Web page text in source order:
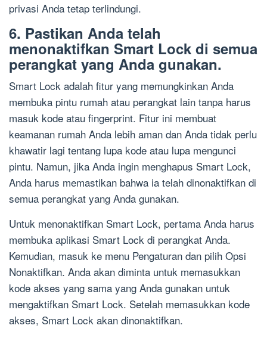
privasi Anda tetap terlindungi.
6. Pastikan Anda telah
menonaktifkan Smart Lock di semua
perangkat yang Anda gunakan.
Smart Lock adalah fitur yang memungkinkan Anda
membuka pintu rumah atau perangkat lain tanpa harus
masuk kode atau fingerprint. Fitur ini membuat
keamanan rumah Anda lebih aman dan Anda tidak perlu
khawatir lagi tentang lupa kode atau lupa mengunci
pintu. Namun, jika Anda ingin menghapus Smart Lock,
Anda harus memastikan bahwa ia telah dinonaktifkan di
semua perangkat yang Anda gunakan.
Untuk menonaktifkan Smart Lock, pertama Anda harus
membuka aplikasi Smart Lock di perangkat Anda.
Kemudian, masuk ke menu Pengaturan dan pilih Opsi
Nonaktifkan. Anda akan diminta untuk memasukkan
kode akses yang sama yang Anda gunakan untuk
mengaktifkan Smart Lock. Setelah memasukkan kode
akses, Smart Lock akan dinonaktifkan.